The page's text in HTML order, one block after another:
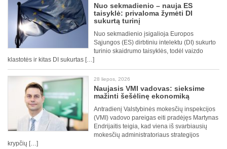
Nuo sekmadienio – nauja ES
taisyklė: privaloma žymėti DI
sukurtą turinį
Nuo sekmadienio įsigalioja Europos
Sąjungos (ES) dirbtiniu intelektu (DI) sukurto
turinio skaidrumo taisyklės, todėl vaizdo
klastotės ir kitas DI sukurtas […]
28 liepos, 2026
Naujasis VMI vadovas: sieksime
mažinti šešėlinę ekonomiką
Antradienį Valstybinės mokesčių inspekcijos
(VMI) vadovo pareigas eiti pradėjęs Martynas
Endrijaitis teigia, kad viena iš svarbiausių
mokesčių administratoriaus strategijos
krypčių […]